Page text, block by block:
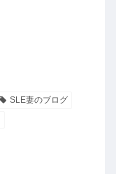
SLE妻のブログ